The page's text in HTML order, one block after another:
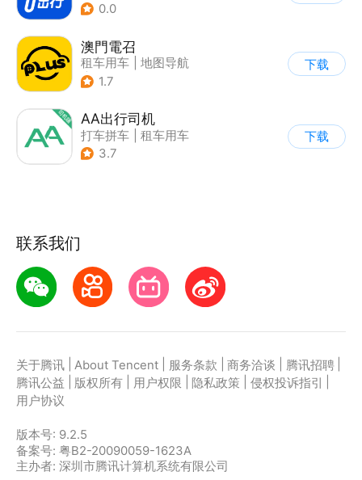
0.0
澳門電召
租车用车
地图导航
| 打车拼车
1.7
下载
AA出行司机
打车拼车
租车用车
3.7
下载
联系我们
关于腾讯 About Tencent 服务条款 商务洽谈 腾讯招聘
腾讯公益
版权所有 用户权限 隐私政策 侵权投诉指引
用户协议
版本号: 9.2.5
备案号: 粤B2-20090059-1623A
主办者: 深圳市腾讯计算机系统有限公司